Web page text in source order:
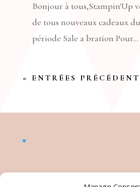
Bonjour à tous,Stampin'Up
de tous nouveaux cadeaux
période Sale a bration Pour...
« ENTRÉES